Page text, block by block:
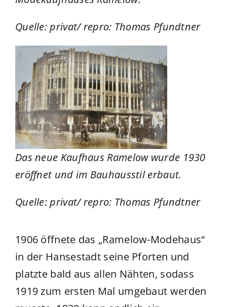
Quelle: privat/ repro: Thomas Pfundtner
Das neue Kaufhaus Ramelow wurde 1930
eröffnet und im Bauhausstil erbaut.
Quelle: privat/ repro: Thomas Pfundtner
1906 öffnete das „Ramelow-Modehaus“
in der Hansestadt seine Pforten und
platzte bald aus allen Nähten, sodass
1919 zum ersten Mal umgebaut werden